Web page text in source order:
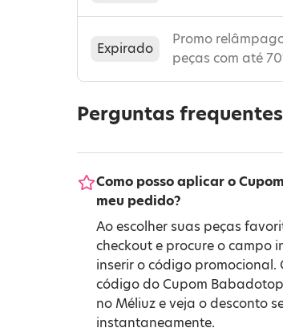
Promo
peças com até
Expirado
Perguntas
Como posso aplicar o
meu pedido?
Ao escolher suas peças
checkout e procure o campo
inserir o código promocional.
código do Cupom
no Méliuz e veja o desconto
instantaneamente.